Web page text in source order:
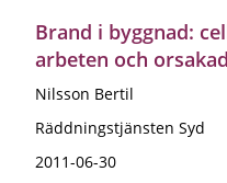
Brand i byggnad:
arbeten och
Nilsson Bertil
Räddningstjänsten Syd
2011-06-30